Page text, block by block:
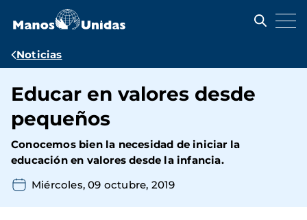
contenido
Ruta
navegación
Noticias
Educar en valores desde
pequeños
Conocemos bien la necesidad de iniciar la
educación en valores desde la infancia.
Miércoles, 09 octubre, 2019